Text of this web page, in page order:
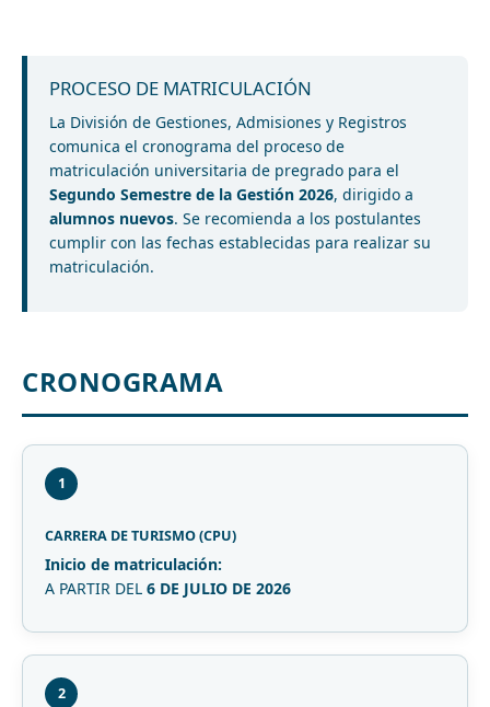
PROCESO DE MATRICULACIÓN
La División de Gestiones, Admisiones y Registros
comunica el cronograma del proceso de
matriculación universitaria de pregrado para el
Segundo Semestre de la Gestión 2026, dirigido a
alumnos nuevos. Se recomienda a los postulantes
cumplir con las fechas establecidas para realizar su
matriculación.
CRONOGRAMA
1
CARRERA DE TURISMO (CPU)
Inicio de matriculación:
A PARTIR DEL 6 DE JULIO DE 2026
2